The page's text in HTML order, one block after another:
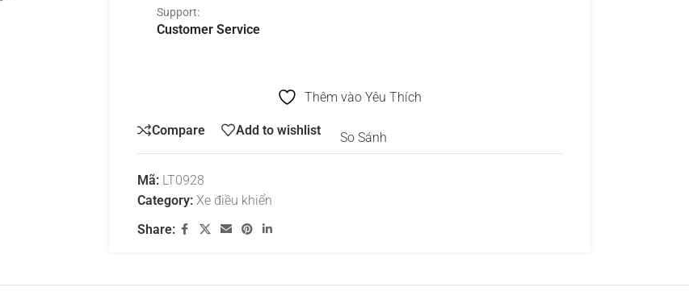
Support:
Customer Service
Thêm vào Yêu Thích
Compare Add to wishlist So Sánh
Mã: LT0928
Category: Xe điều khiển
Share: